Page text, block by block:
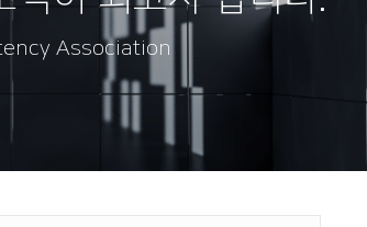
Association